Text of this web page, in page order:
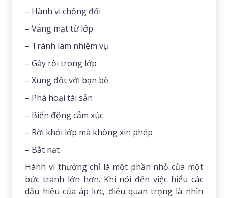
– Hành vi chống đối
– Vắng mặt từ lớp
– Tránh làm nhiệm vụ
– Gây rối trong lớp
– Xung đột với bạn bè
– Phá hoại tài sản
– Biến động cảm xúc
– Rời khỏi lớp mà không xin phép
– Bắt nạt
Hành vi thường chỉ là một phần nhỏ của một
bức tranh lớn hơn. Khi nói đến việc hiểu các
dấu hiệu của áp lực, điều quan trọng là nhìn